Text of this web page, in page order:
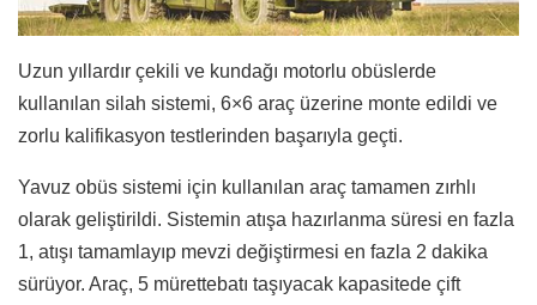
Uzun yıllardır çekili ve kundağı motorlu obüslerde
kullanılan silah sistemi, 6×6 araç üzerine monte edildi ve
zorlu kalifikasyon testlerinden başarıyla geçti.
Yavuz obüs sistemi için kullanılan araç tamamen zırhlı
olarak geliştirildi. Sistemin atışa hazırlanma süresi en fazla
1, atışı tamamlayıp mevzi değiştirmesi en fazla 2 dakika
sürüyor. Araç, 5 mürettebatı taşıyacak kapasitede çift